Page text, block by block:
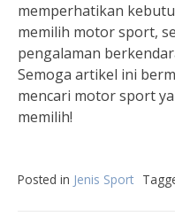
memperhatikan
memilih motor sport,
pengalaman
Semoga artikel ini
mencari motor sport
memilih!
Posted in Jenis Sport